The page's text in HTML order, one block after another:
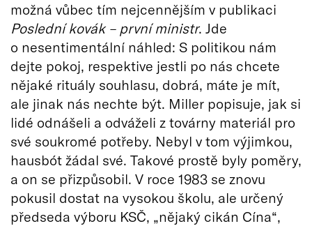
možná vůbec tím nejcennějším v publikaci
Poslední kovák – první ministr. Jde
o nesentimentální náhled: S politikou nám
dejte pokoj, respektive jestli po nás chcete
nějaké rituály souhlasu, dobrá, máte je mít,
ale jinak nás nechte být. Miller popisuje, jak si
lidé odnášeli a odváželi z továrny materiál pro
své soukromé potřeby. Nebyl v tom výjimkou,
hausbót žádal své. Takové prostě byly poměry,
a on se přizpůsobil. V roce 1983 se znovu
pokusil dostat na vysokou školu, ale určený
předseda výboru KSČ, „nějaký cikán Cína“,